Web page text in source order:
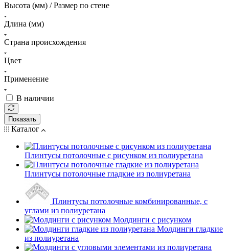
Высота (мм) / Размер по стене
Длина (мм)
Страна происхождения
Цвет
Применение
В наличии
Показать
Каталог
Плинтусы потолочные с рисунком из полиуретана
Плинтусы потолочные гладкие из полиуретана
Плинтусы потолочные комбинированные, с
углами из полиуретана
Молдинги c рисунком
Молдинги гладкие
из полиуретана